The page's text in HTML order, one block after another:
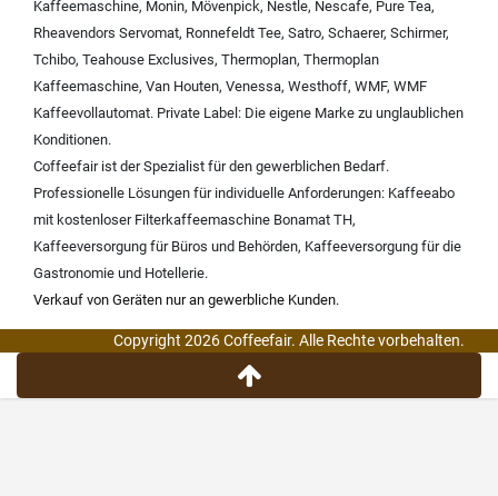
Kaffeemaschine, Monin, Mövenpick, Nestle, Nescafe, Pure Tea,
Rheavendors Servomat, Ronnefeldt Tee, Satro, Schaerer, Schirmer,
Tchibo, Teahouse Exclusives, Thermoplan, Thermoplan
Kaffeemaschine, Van Houten, Venessa, Westhoff, WMF, WMF
Kaffeevollautomat. Private Label: Die eigene Marke zu unglaublichen
Konditionen.
Coffeefair ist der Spezialist für den gewerblichen Bedarf.
Professionelle Lösungen für individuelle Anforderungen: Kaffeeabo
mit kostenloser Filterkaffeemaschine Bonamat TH,
Kaffeeversorgung für Büros und Behörden, Kaffeeversorgung für die
Gastronomie und Hotellerie.
Verkauf von Geräten nur an gewerbliche Kunden.
Copyright 2026 Coffeefair. Alle Rechte vorbehalten.